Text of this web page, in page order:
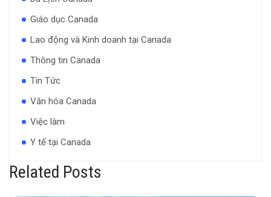
Giáo dục Canada
Lao động và Kinh doanh tại Canada
Thông tin Canada
Tin Tức
Văn hóa Canada
Việc làm
Y tế tại Canada
Related Posts